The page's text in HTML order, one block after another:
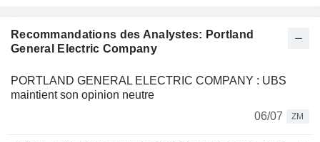
Recommandations des Analystes: Portland
General Electric Company
PORTLAND GENERAL ELECTRIC COMPANY : UBS
maintient son opinion neutre
06/07
ZM